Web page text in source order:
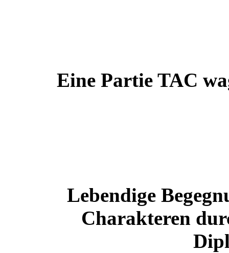
Eine Partie TAC
Lebendige
Charakteren